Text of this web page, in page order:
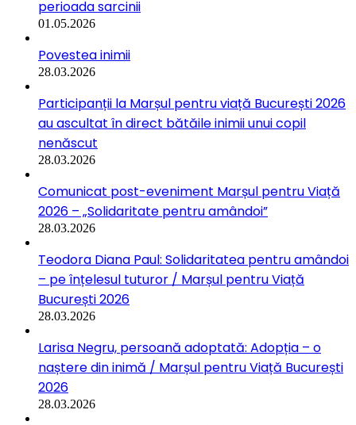
perioada sarcinii
01.05.2026
Povestea inimii
28.03.2026
Participanții la Marșul pentru viață București 2026
au ascultat în direct bătăile inimii unui copil
nenăscut
28.03.2026
Comunicat post-eveniment Marșul pentru Viață
2026 – „Solidaritate pentru amândoi”
28.03.2026
Teodora Diana Paul: Solidaritatea pentru amândoi
– pe înțelesul tuturor / Marșul pentru Viață
București 2026
28.03.2026
Larisa Negru, persoană adoptată: Adopția – o
naștere din inimă / Marșul pentru Viață București
2026
28.03.2026